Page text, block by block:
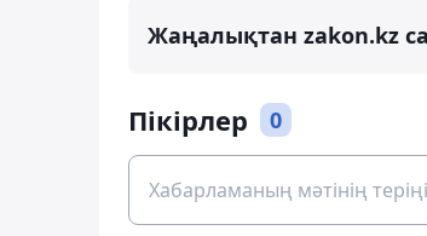
Жаңалықтан zakon.kz
Пікірлер 0